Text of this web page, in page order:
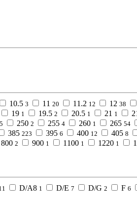
10.5 3 11 20 11.2 12 12 38
19 1 19.5 2 20.5 1 21 1
250 2 255 4 260 1 265 54
385 223 395 6 400 12 405 8
800 2 900 1 1100 1 1220 1
D/A8 1 D/E 7 D/G 2 F 6